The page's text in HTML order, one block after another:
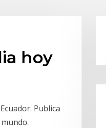
hoy
Publica